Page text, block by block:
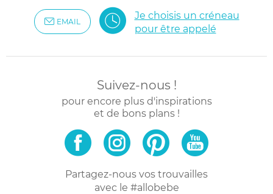
EMAIL
Je choisis un créneau
pour être appelé
Suivez-nous !
pour encore plus d'inspirations
et de bons plans !
Partagez-nous vos trouvailles
avec le #allobebe